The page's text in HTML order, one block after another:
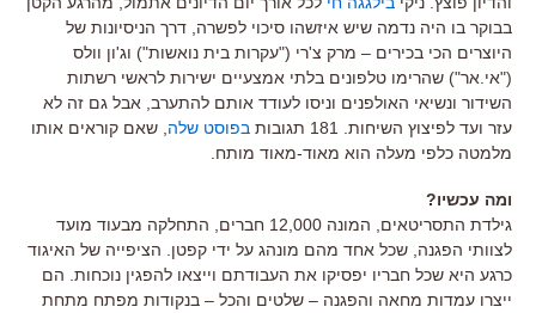
בבוקר בו היה נדמה שיש איזשהו סיכוי לפשרה, דרך הניסיונות של
היוצרים הכי בכירים – מרק צ'רי ("עקרות בית נואשות") וג'ון וולס
("אי.אר") שהרימו טלפונים בלתי אמצעיים ישירות לראשי רשתות
השידור ונשיאי האולפנים וניסו לעודד אותם להתערב, אבל גם זה לא
עזר ועד לפיצוץ השיחות. 181 תגובות
בפוסט שלה , שאם קוראים אותו
מלמטה כלפי מעלה הוא מאוד-מאוד מותח.
ומה עכשיו?
גילדת התסריטאים, המונה 12,000 חברים, התחלקה מבעוד מועד
לצוותי הפגנה, שכל אחד מהם מונהג על ידי קפטן. הציפייה של האיגוד
כרגע היא שכל חבריו יפסיקו את העבודתם וייצאו להפגין נוכחות. הם
ייצרו עמדות מחאה והפגנה – שלטים והכל – בנקודות מפתח מתחת